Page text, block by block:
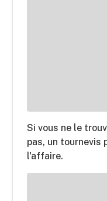
Si vous ne le
pas, un tournevis
l'affaire.